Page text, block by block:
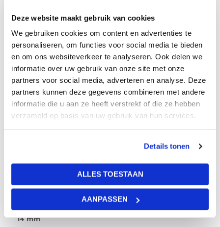
Deze website maakt gebruik van cookies
We gebruiken cookies om content en advertenties te
personaliseren, om functies voor social media te bieden
en om ons websiteverkeer te analyseren. Ook delen we
informatie over uw gebruik van onze site met onze
partners voor social media, adverteren en analyse. Deze
partners kunnen deze gegevens combineren met andere
informatie die u aan ze heeft verstrekt of die ze hebben
verzameld op basis van uw gebruik van hun services.
Details tonen
ALLES TOESTAAN
AANPASSEN
toepasbaar in de verschillende ruimtes van: kantoren,
winkels, horeca gelegenheden, scholen en bioscopen.
Deze plaat is ook verkrijgbaar in deafmeting 1200×600.
Gewicht
15 kg
Afmetingen
Lichtreflectie
14 mm